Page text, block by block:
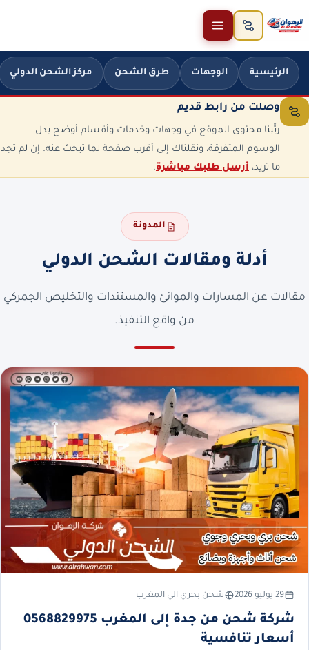
تخطَّ إلى المحتوى
الرئيسية الوجهات طرق الشحن مركز الشحن الدولي
وصلت من رابط قديم
رتّبنا محتوى الموقع في وجهات وخدمات وأقسام أوضح بدل
الوسوم المتفرقة، ونقلناك إلى أقرب صفحة لما تبحث عنه. إن لم تجد
ما تريد، أرسل طلبك مباشرة.
المدونة
أدلة ومقالات الشحن الدولي
مقالات عن المسارات والموانئ والمستندات والتخليص الجمركي
من واقع التنفيذ.
29 يوليو 2026 شحن بحري الي المغرب
شركة شحن من جدة إلى المغرب 0568829975
أسعار تنافسية